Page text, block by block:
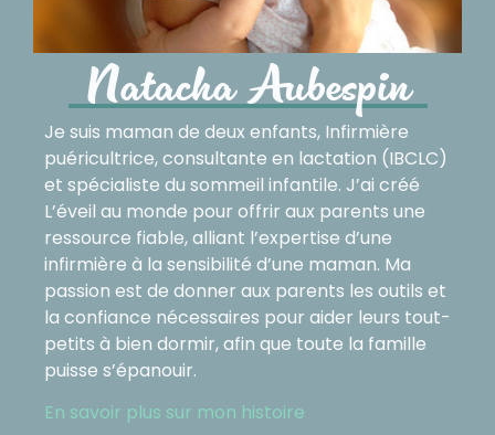
Natacha Aubespin
Je suis maman de deux enfants, Infirmière
puéricultrice, consultante en lactation (IBCLC)
et spécialiste du sommeil infantile. J’ai créé
L’éveil au monde pour offrir aux parents une
ressource fiable, alliant l’expertise d’une
infirmière à la sensibilité d’une maman. Ma
passion est de donner aux parents les outils et
la confiance nécessaires pour aider leurs tout-
petits à bien dormir, afin que toute la famille
puisse s’épanouir.
En savoir plus sur mon histoire